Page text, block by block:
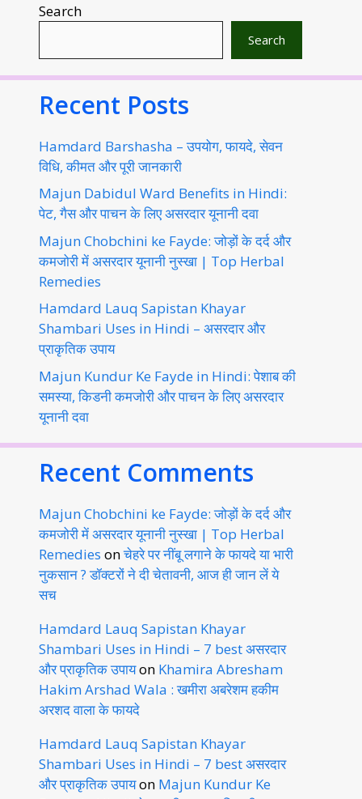
Search
Search
Recent Posts
Hamdard Barshasha – उपयोग, फायदे, सेवन
विधि, कीमत और पूरी जानकारी
Majun Dabidul Ward Benefits in Hindi:
पेट, गैस और पाचन के लिए असरदार यूनानी दवा
Majun Chobchini ke Fayde: जोड़ों के दर्द और
कमजोरी में असरदार यूनानी नुस्खा | Top Herbal
Remedies
Hamdard Lauq Sapistan Khayar
Shambari Uses in Hindi – असरदार और
प्राकृतिक उपाय
Majun Kundur Ke Fayde in Hindi: पेशाब की
समस्या, किडनी कमजोरी और पाचन के लिए असरदार
यूनानी दवा
Recent Comments
Majun Chobchini ke Fayde: जोड़ों के दर्द और
कमजोरी में असरदार यूनानी नुस्खा | Top Herbal
Remedies onचेहरे पर नींबू लगाने के फायदे या भारी
नुकसान ? डॉक्टरों ने दी चेतावनी, आज ही जान लें ये
सच
Hamdard Lauq Sapistan Khayar
Shambari Uses in Hindi – 7 best असरदार
और प्राकृतिक उपायon Khamira Abresham
Hakim Arshad Wala : खमीरा अबरेशम हकीम
अरशद वाला के फायदे
Hamdard Lauq Sapistan Khayar
Shambari Uses in Hindi – 7 best असरदार
और प्राकृतिक उपायon Majun Kundur Ke